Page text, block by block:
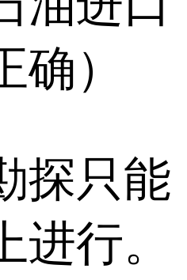
确）
探只能
进行。